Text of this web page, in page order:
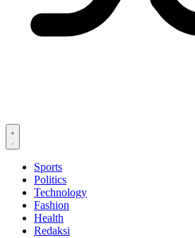
Sports
Politics
Technology
Fashion
Health
Redaksi